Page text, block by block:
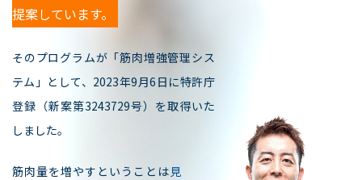
提案しています。
そのプログラムが「筋肉増強管理シス
テム」として、2023年9月6日に特許庁
登録（新案第3243729号）を取得いた
しました。
筋肉量を増やすということは 見